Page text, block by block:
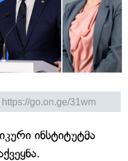
ინსტიტუტმა